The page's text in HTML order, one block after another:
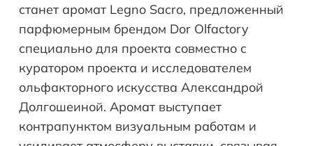
станет аромат Legno Sacro, предложенный
парфюмерным брендом Dor Olfactory
специально для проекта совместно с
куратором проекта и исследователем
ольфакторного искусства Александрой
Долгошеиной. Аромат выступает
контрапунктом визуальным работам и